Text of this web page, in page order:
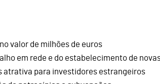
valor de milhões de euros
em rede e do estabelecimento de
atrativa para investidores estrangeiros